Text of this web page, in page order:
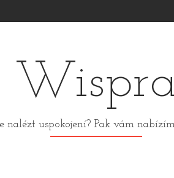
uspokojení? Pak vám